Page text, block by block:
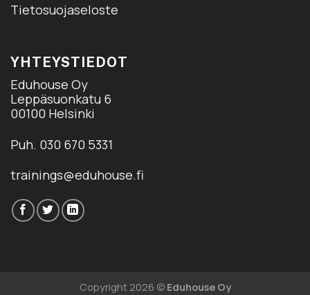
Tietosuojaseloste
YHTEYSTIEDOT
Eduhouse Oy
Leppäsuonkatu 6
00100 Helsinki
Puh. 030 670 5331
trainings@eduhouse.fi
Copyright 2026 © Eduhouse Oy